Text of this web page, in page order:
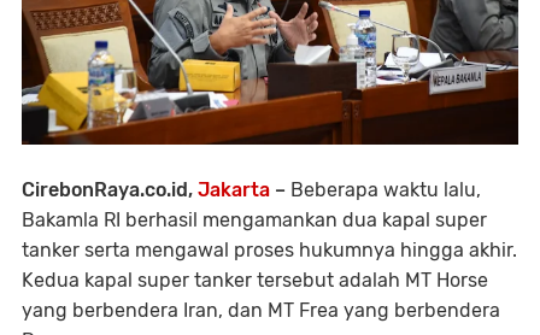
CirebonRaya.co.id, Jakarta – Beberapa waktu lalu,
Bakamla RI berhasil mengamankan dua kapal super
tanker serta mengawal proses hukumnya hingga akhir.
Kedua kapal super tanker tersebut adalah MT Horse
yang berbendera Iran, dan MT Frea yang berbendera